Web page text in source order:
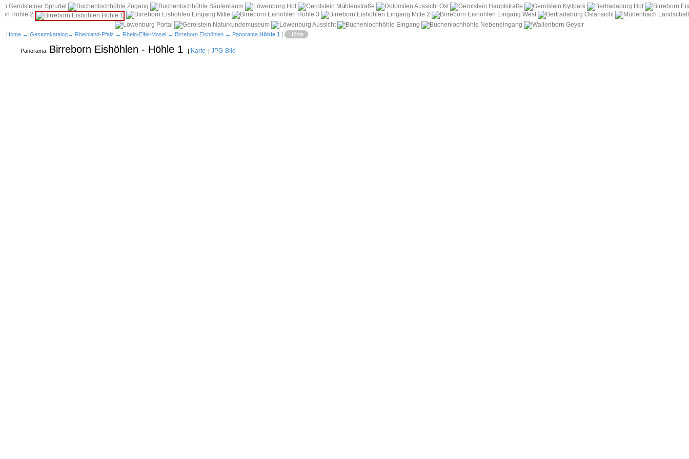
Home → Gesamtkatalog→ Rheinland-Pfalz → Rhein-Eifel-Mosel → Birreborn Eishöhlen → Panorama Höhle 1 | Höhle
Panorama: Birreborn Eishöhlen - Höhle 1 | Karte | JPG-Bild
i